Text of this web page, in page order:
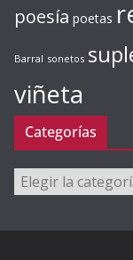
poesía poetas
Barral sonetos
viñeta
Categorías
Categorías